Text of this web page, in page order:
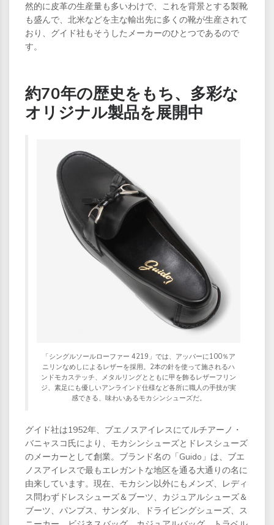
然的に皮革の生産量も多いわけで、これを背景とする製靴
も盛んで、北米などを主な輸出先に多くの靴が生産されて
おり、グイド社もそうしたメーカーのひとつであるので
す。
約70年の歴史をもち、多彩な
オリジナル製品を展開中
「シングルソールローファー 4219」では、アッパーに100％ア
ニリンなめしによるレザーを採用。2本の針を使って施されるハ
ンドモカステッチ、メタルリングとともに甲を飾るレザーフリン
ジ、素足にも優しいアンラインド仕様など各所に職人の手技が実
感できる、味わいあるモカシンシューズだ。
グイド社は1952年、ブエノスアイレスにてルチアーノ・
バニャスコ氏により、モカシンシューズとドレスシューズ
のメーカーとして創業。ブランド名の「Guido」は、ブエ
ノスアイレスで最もエレガントな地区を通る大通りの名に
由来しています。現在、モカシン以外にもメンズ、レディ
ス問わずドレスシューズ＆ブーツ、カジュアルシューズ＆
ブーツ、パンプス、サンダル、ドライビングシューズ、ス